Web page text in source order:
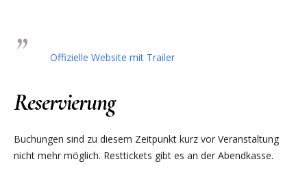
Offizielle Website mit Trailer
Reservierung
Buchungen sind zu diesem Zeitpunkt kurz vor Veranstaltung
nicht mehr möglich. Resttickets gibt es an der Abendkasse.